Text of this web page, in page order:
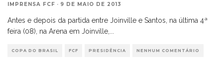
IMPRENSA FCF · 9 DE MAIO DE 2013
Antes e depois da partida entre Joinville e Santos, na última 4ª
feira (08), na Arena em Joinville,
COPA DO BRASIL FCF PRESIDÊNCIA NENHUM COMENTÁRIO